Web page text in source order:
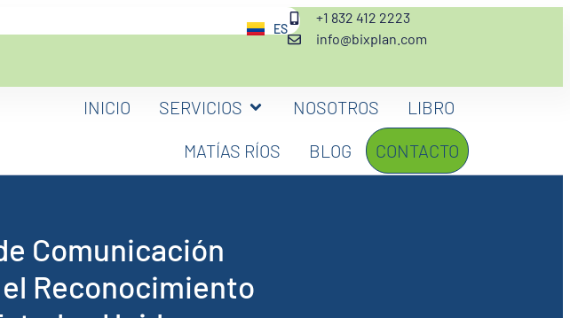
ES
EN
+1 832 412 2223
info@bixplan.com
INICIO SERVICIOS NOSOTROS LIBRO
MATÍAS RÍOS BLOG CONTACTO
Comunicación
Reconocimiento